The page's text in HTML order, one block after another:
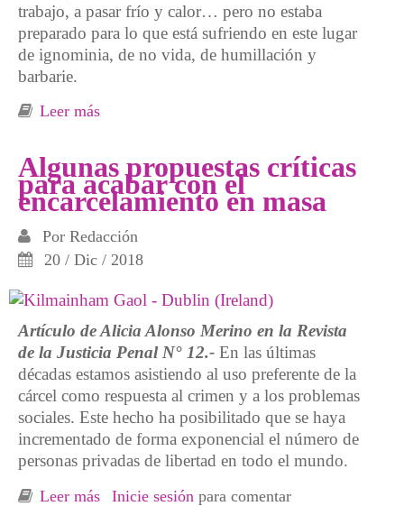
trabajo, a pasar frío y calor… pero no estaba
preparado para lo que está sufriendo en este lugar
de ignominia, de no vida, de humillación y
barbarie.
Leer más
Algunas propuestas críticas
para acabar con el
encarcelamiento en masa
Por Redacción
20 / Dic / 2018
Artículo de Alicia Alonso Merino en la Revista
de la Justicia Penal N° 12.- En las últimas
décadas estamos asistiendo al uso preferente de la
cárcel como respuesta al crimen y a los problemas
sociales. Este hecho ha posibilitado que se haya
incrementado de forma exponencial el número de
personas privadas de libertad en todo el mundo.
Leer más sobre Algunas propuestas críticas para acabar
Inicie sesión para comentar